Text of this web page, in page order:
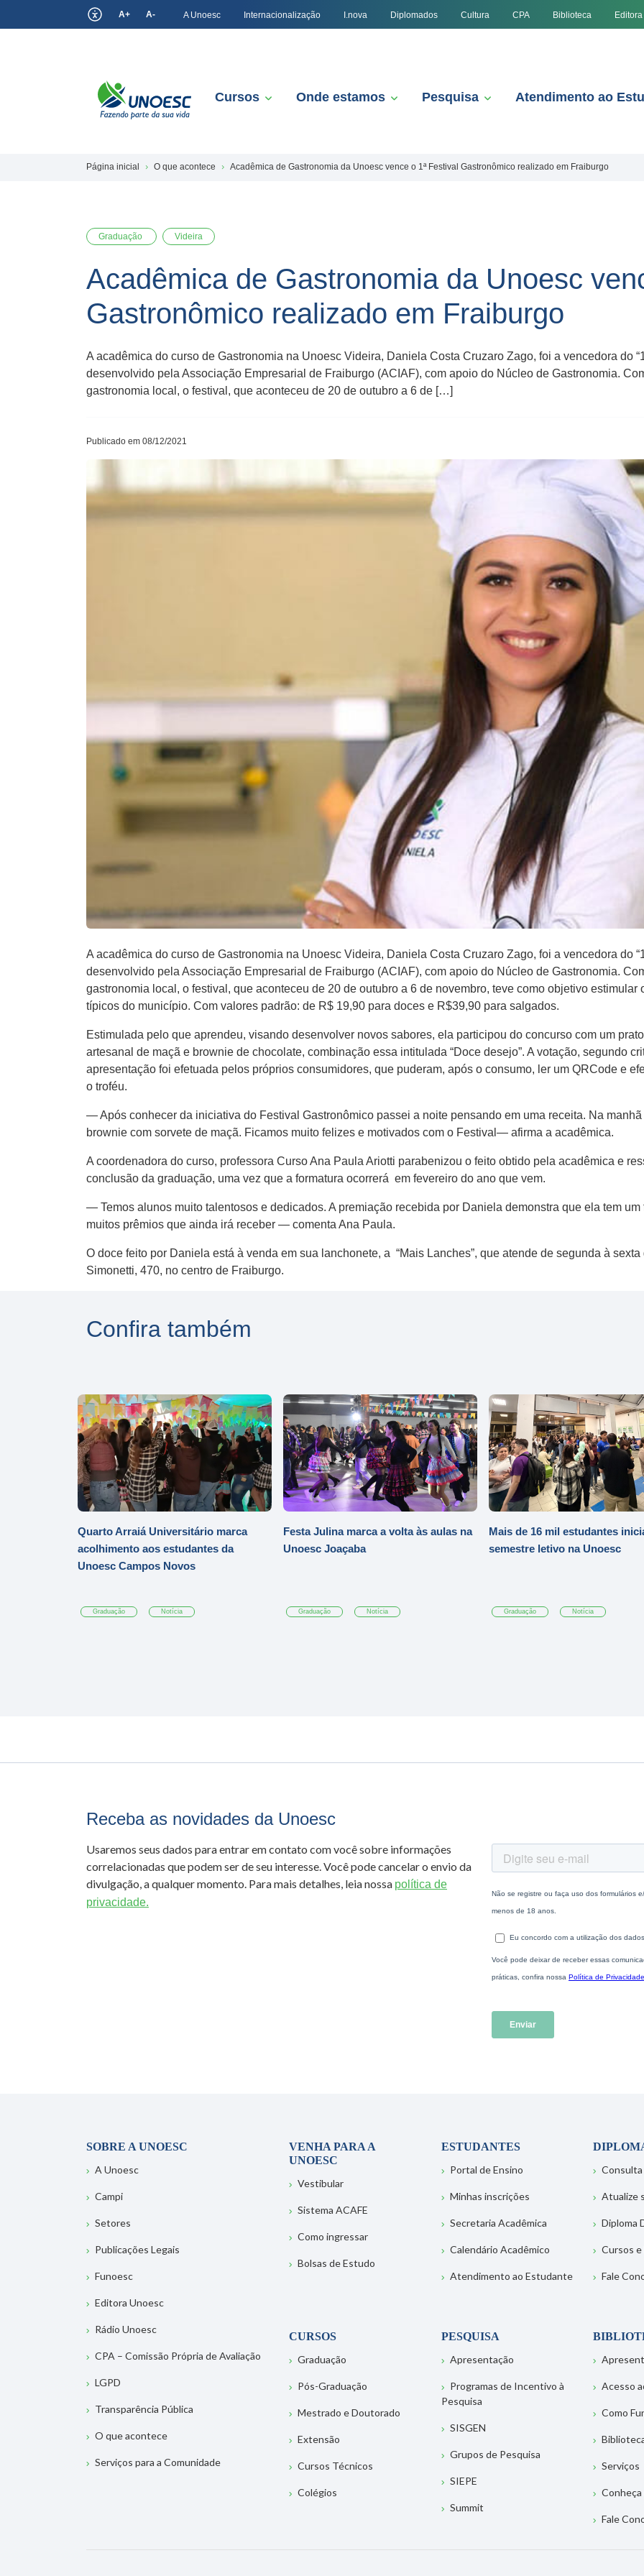
A+ A- A Unoesc Internacionalização I.nova Diplomados Cultura CPA Biblioteca Editora
Cursos Onde estamos Pesquisa Atendimento ao
Página inicial O que acontece Acadêmica de Gastronomia da Unoesc vence o 1ª Festival Gastronômico realizado em Fraiburgo
Graduação Videira
Acadêmica de Gastronomia da Unoesc
Gastronômico realizado em Fraiburgo
A acadêmica do curso de Gastronomia na Unoesc Videira, Daniela Costa Cruzaro Zago, foi a vencedora do
desenvolvido pela Associação Empresarial de Fraiburgo (ACIAF), com apoio do Núcleo de Gastronomia.
gastronomia local, o festival, que aconteceu de 20 de outubro a 6 de […]
Publicado em 08/12/2021
A acadêmica do curso de Gastronomia na Unoesc Videira, Daniela Costa Cruzaro Zago, foi a vencedora do
desenvolvido pela Associação Empresarial de Fraiburgo (ACIAF), com apoio do Núcleo de Gastronomia.
gastronomia local, o festival, que aconteceu de 20 de outubro a 6 de novembro, teve como objetivo
típicos do município. Com valores padrão: de R$ 19,90 para doces e R$39,90 para salgados.
Estimulada pelo que aprendeu, visando desenvolver novos sabores, ela participou do concurso com um
artesanal de maçã e brownie de chocolate, combinação essa intitulada “Doce desejo”. A votação, segundo
apresentação foi efetuada pelos próprios consumidores, que puderam, após o consumo, ler um QRCode e
o troféu.
— Após conhecer da iniciativa do Festival Gastronômico passei a noite pensando em uma receita. Na
brownie com sorvete de maçã. Ficamos muito felizes e motivados com o Festival— afirma a acadêmica.
A coordenadora do curso, professora Curso Ana Paula Ariotti parabenizou o feito obtido pela acadêmica e
conclusão da graduação, uma vez que a formatura ocorrerá em fevereiro do ano que vem.
— Temos alunos muito talentosos e dedicados. A premiação recebida por Daniela demonstra que ela tem
muitos prêmios que ainda irá receber — comenta Ana Paula.
O doce feito por Daniela está à venda em sua lanchonete, a “Mais Lanches”, que atende de segunda à
Simonetti, 470, no centro de Fraiburgo.
Confira também
Quarto Arraiá Universitário marca
acolhimento aos estudantes da
Unoesc Campos Novos
Graduação Notícia
Festa Julina marca a volta às aulas na
Unoesc Joaçaba
Graduação Notícia
Mais de 16 mil estudantes
semestre letivo na Unoesc
Graduação Notícia
Receba as novidades da Unoesc
Usaremos seus dados para entrar em contato com você sobre informações
correlacionadas que podem ser de seu interesse. Você pode cancelar o envio da
divulgação, a qualquer momento. Para mais detalhes, leia nossa política de
privacidade.
SOBRE A UNOESC
A Unoesc
Campi
Setores
Publicações Legais
Funoesc
Editora Unoesc
Rádio Unoesc
CPA – Comissão Própria de Avaliação
LGPD
Transparência Pública
O que acontece
Serviços para a Comunidade
VENHA PARA A
UNOESC
Vestibular
Sistema ACAFE
Como ingressar
Bolsas de Estudo
ESTUDANTES
Portal de Ensino
Minhas inscrições
Secretaria Acadêmica
Calendário Acadêmico
Atendimento ao Estudante
Consulta
Atualize
Diploma
Cursos
Fale
CURSOS
Graduação
Pós-Graduação
Mestrado e Doutorado
Extensão
Cursos Técnicos
Colégios
PESQUISA
Apresentação
Programas de Incentivo à
Pesquisa
SISGEN
Grupos de Pesquisa
SIEPE
Summit
Acesso
Como
Serviços
Fale